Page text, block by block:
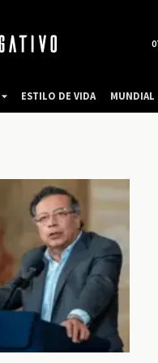
ESTILO DE VIDA MUNDIAL